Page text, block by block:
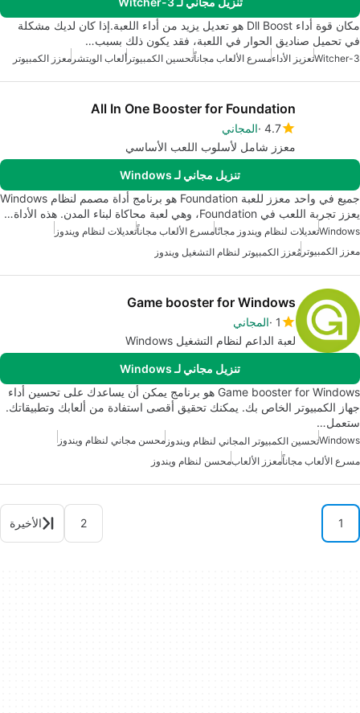
مكان قوة أداء Dll Boost هو تعديل يزيد من أداء اللعبة.إذا كان لديك مشكلة
في تحميل صناديق الحوار في اللعبة، فقد يكون ذلك بسبب…
Witcher-3تعزيز الأداءمسرع الألعاب مجاناًتحسين الكمبيوتر ألعاب الويتشر معزز الكمبيوتر
All In One Booster for Foundation
4.7 المجاني
معزز شامل لأسلوب اللعب الأساسي
تنزيل مجاني لـ Windows
جميع في واحد معزز للعبة Foundation هو برنامج أداة مصمم لنظام Windows
يعزز تجربة اللعب في Foundation، وهي لعبة محاكاة لبناء المدن. هذه الأداة…
Windowsتعديلات لنظام ويندوز مجانًامسرع الألعاب مجاناًتعديلات لنظام ويندوز
معزز الكمبيوتر مُعزز الكمبيوتر لنظام التشغيل ويندوز
Game booster for Windows
1 المجاني
لعبة الداعم لنظام التشغيل Windows
تنزيل مجاني لـ Windows
Game booster for Windows هو برنامج يمكن أن يساعدك على تحسين أداء
جهاز الكمبيوتر الخاص بك. يمكنك تحقيق أقصى استفادة من ألعابك وتطبيقاتك.
ستعمل…
Windowsتحسين الكمبيوتر المجاني لنظام ويندوز محسن مجاني لنظام ويندوز
مسرع الألعاب مجاناًمعزز الألعابمحسن لنظام ويندوز
1
2 الأخيرة